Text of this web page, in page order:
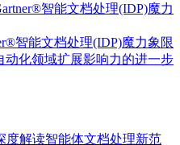
智能文档处理(IDP)魔力
智能文档处理(IDP)魔力象限
化领域扩展影响力的进一步